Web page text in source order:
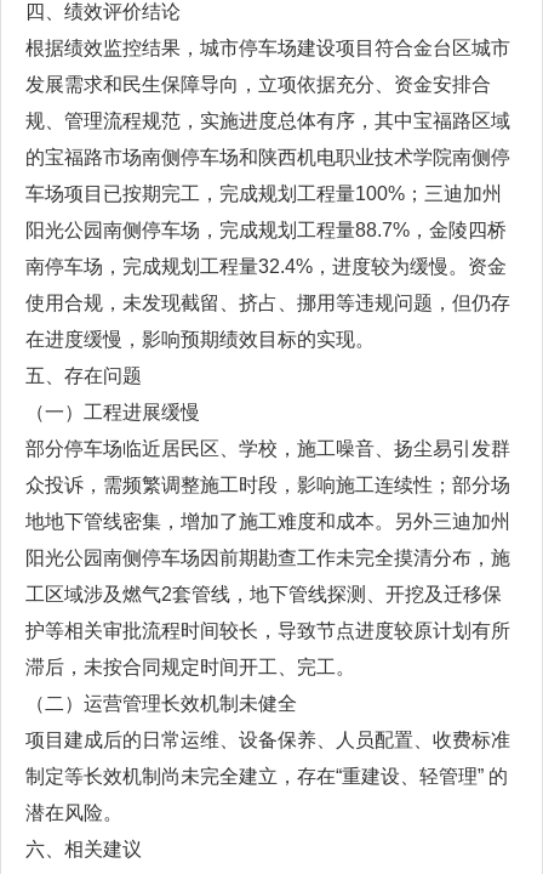
四、绩效评价结论
根据绩效监控结果，城市停车场建设项目符合金台区城市
发展需求和民生保障导向，立项依据充分、资金安排合
规、管理流程规范，实施进度总体有序，其中宝福路区域
的宝福路市场南侧停车场和陕西机电职业技术学院南侧停
车场项目已按期完工，完成规划工程量100%；三迪加州
阳光公园南侧停车场，完成规划工程量88.7%，金陵四桥
南停车场，完成规划工程量32.4%，进度较为缓慢。资金
使用合规，未发现截留、挤占、挪用等违规问题，但仍存
在进度缓慢，影响预期绩效目标的实现。
五、存在问题
（一）工程进展缓慢
部分停车场临近居民区、学校，施工噪音、扬尘易引发群
众投诉，需频繁调整施工时段，影响施工连续性；部分场
地地下管线密集，增加了施工难度和成本。另外三迪加州
阳光公园南侧停车场因前期勘查工作未完全摸清分布，施
工区域涉及燃气2套管线，地下管线探测、开挖及迁移保
护等相关审批流程时间较长，导致节点进度较原计划有所
滞后，未按合同规定时间开工、完工。
（二）运营管理长效机制未健全
项目建成后的日常运维、设备保养、人员配置、收费标准
制定等长效机制尚未完全建立，存在“重建设、轻管理” 的
潜在风险。
六、相关建议